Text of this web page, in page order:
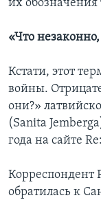
их
«Что
Кстати, этот
войны.
они?»
(Sanita
года на сайте
Корреспондент
обратилась к